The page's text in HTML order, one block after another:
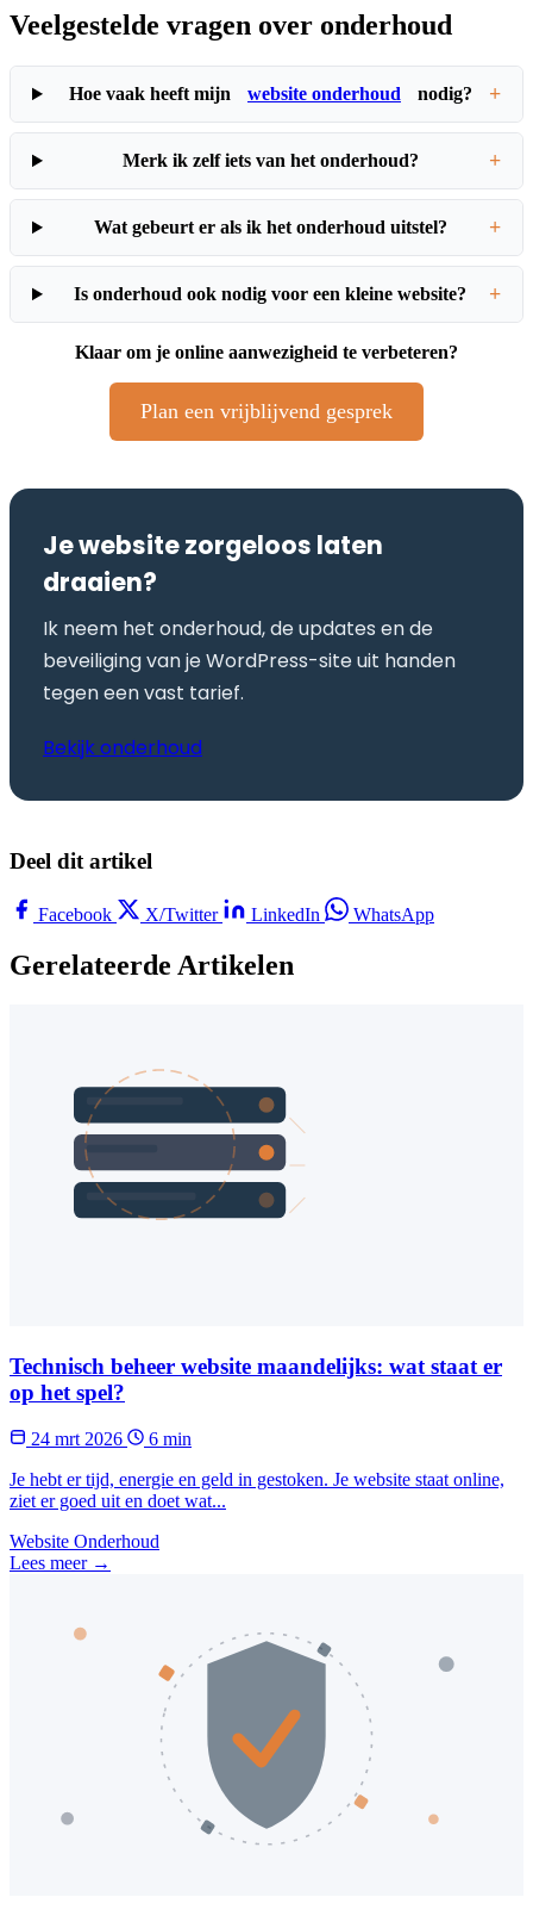
Veelgestelde vragen over onderhoud
Hoe vaak heeft mijn website onderhoud nodig? +
Merk ik zelf iets van het onderhoud? +
Wat gebeurt er als ik het onderhoud uitstel? +
Is onderhoud ook nodig voor een kleine website? +
Klaar om je online aanwezigheid te verbeteren?
Plan een vrijblijvend gesprek
Je website zorgeloos laten
draaien?
Ik neem het onderhoud, de updates en de
beveiliging van je WordPress-site uit handen
tegen een vast tarief.
Bekijk onderhoud
Deel dit artikel
Facebook X/Twitter LinkedIn WhatsApp
Gerelateerde Artikelen
Technisch beheer website maandelijks: wat staat er
op het spel?
24 mrt 2026
6 min
Je hebt er tijd, energie en geld in gestoken. Je website staat online,
ziet er goed uit en doet wat...
Website Onderhoud
Lees meer →